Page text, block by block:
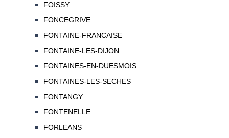
FOISSY
FONCEGRIVE
FONTAINE-FRANCAISE
FONTAINE-LES-DIJON
FONTAINES-EN-DUESMOIS
FONTAINES-LES-SECHES
FONTANGY
FONTENELLE
FORLEANS